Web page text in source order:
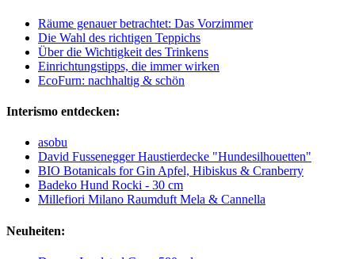
Räume genauer betrachtet: Das Vorzimmer
Die Wahl des richtigen Teppichs
Über die Wichtigkeit des Trinkens
Einrichtungstipps, die immer wirken
EcoFurn: nachhaltig & schön
Interismo entdecken:
asobu
David Fussenegger Haustierdecke "Hundesilhouetten"
BIO Botanicals for Gin Apfel, Hibiskus & Cranberry
Badeko Hund Rocki - 30 cm
Millefiori Milano Raumduft Mela & Cannella
Neuheiten: